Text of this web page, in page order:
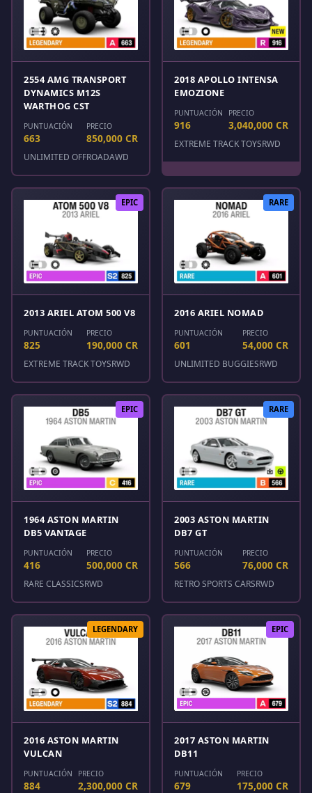
2554 AMG TRANSPORT
DYNAMICS M12S
WARTHOG CST
PUNTUACIÓN
663
PRECIO
850,000 CR
UNLIMITED OFFROADAWD
2018 APOLLO INTENSA
EMOZIONE
PUNTUACIÓN
916
PRECIO
3,040,000 CR
EXTREME TRACK TOYSRWD
EPIC
2013 ARIEL ATOM 500 V8
PUNTUACIÓN
825
PRECIO
190,000 CR
EXTREME TRACK TOYSRWD
RARE
2016 ARIEL NOMAD
PUNTUACIÓN
601
PRECIO
54,000 CR
UNLIMITED BUGGIESRWD
EPIC
1964 ASTON MARTIN
DB5 VANTAGE
PUNTUACIÓN
416
PRECIO
500,000 CR
RARE CLASSICSRWD
RARE
2003 ASTON MARTIN
DB7 GT
PUNTUACIÓN
566
PRECIO
76,000 CR
RETRO SPORTS CARSRWD
LEGENDARY
2016 ASTON MARTIN
VULCAN
PUNTUACIÓN
884
PRECIO
2,300,000 CR
EPIC
2017 ASTON MARTIN
DB11
PUNTUACIÓN
679
PRECIO
175,000 CR